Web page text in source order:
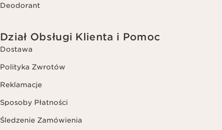
Deodorant
Dział Obsługi Klienta i Pomoc
Dostawa
Polityka Zwrotów
Reklamacje
Sposoby Płatności
Śledzenie Zamówienia